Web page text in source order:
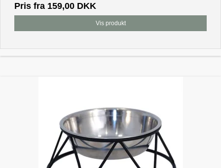
Pris fra 159,00 DKK
Vis produkt